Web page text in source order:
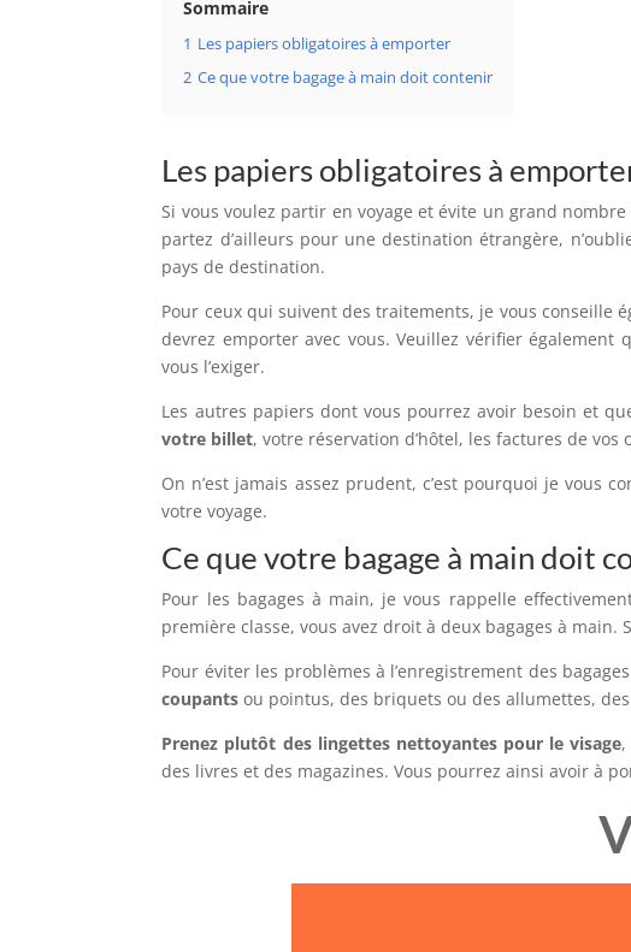
Sommaire
1 Les papiers obligatoires à emporter
2 Ce que votre bagage à main doit contenir
Les papiers obligatoires à
Si vous voulez partir en voyage et évite un grand
partez d’ailleurs pour une destination étrangère,
pays de destination.
Pour ceux qui suivent des traitements, je vous conseille
devrez emporter avec vous. Veuillez vérifier
vous l’exiger.
Les autres papiers dont vous pourrez avoir besoin et
votre billet, votre réservation d’hôtel, les factures de
On n’est jamais assez prudent, c’est pourquoi je vous
votre voyage.
Ce que votre bagage à main doit
Pour les bagages à main, je vous rappelle
première classe, vous avez droit à deux bagages à main.
Pour éviter les problèmes à l’enregistrement des
coupants ou pointus, des briquets ou des allumettes,
Prenez plutôt des lingettes nettoyantes pour le visage
des livres et des magazines. Vous pourrez ainsi avoir à